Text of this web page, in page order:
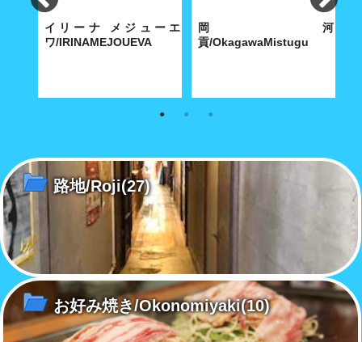
イリーナ メジューエ
ワ/IRINAMEJOUEVA
実に聡明で思慮深く奥ゆかし
岡河
貢/OkagawaMistugu
愚直なまで建築家として生きる
路地/Roji(27)
お好み焼き/Okonomiyaki(10)